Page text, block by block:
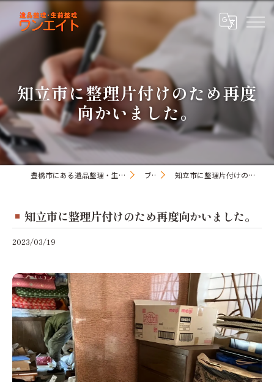
知立市に整理片付けのため再度
向かいました。
豊橋市にある遺品整理・生前整理のワンオアエイト ブログ 知立市に整理片付けのため再度向かいました。
知立市に整理片付けのため再度向かいました。
2023/03/19